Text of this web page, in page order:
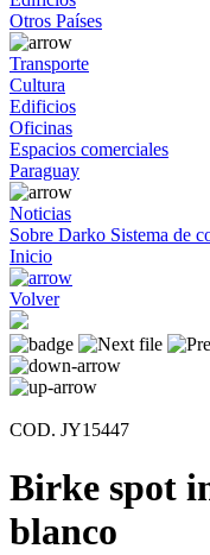
Otros Países
Transporte
Cultura
Edificios
Oficinas
Espacios comerciales
Paraguay
Noticias
Sobre Darko Sistema de
Inicio
Volver
COD. JY15447
Birke spot
blanco